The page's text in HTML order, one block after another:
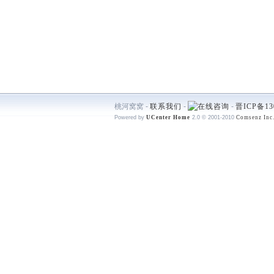
桃河窝窝 - 联系我们 - - 晋ICP备
Powered by UCenter Home 2.0 © 2001-2010 Comsenz Inc.